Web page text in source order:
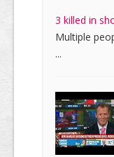
3 killed in
Multiple
...